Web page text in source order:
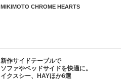
MIKIMOTO CHROME HEARTS
新作サイドテーブルで
ソファやベッドサイドを快適に。
イクスシー、HAYほか6選